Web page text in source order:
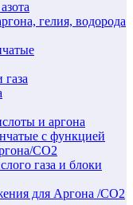
гелия, водорода
газа
и аргона
c функцией
СО2
газа и блоки
для Аргона /СО2